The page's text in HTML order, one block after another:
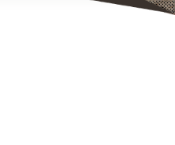
個人情報保護方針